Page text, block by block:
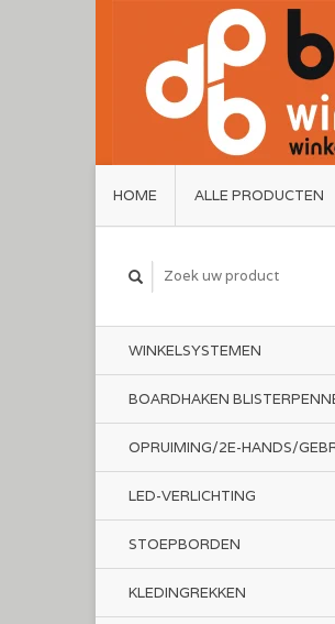
HOME ALLE PRODUCTEN
WINKELSYSTEMEN
BOARDHAKEN
OPRUIMING/2E-HANDS/
LED-VERLICHTING
STOEPBORDEN
KLEDINGREKKEN